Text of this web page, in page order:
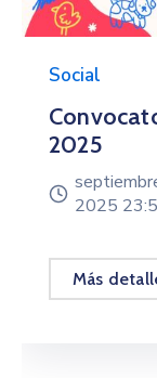
Social
2025
2025
Más